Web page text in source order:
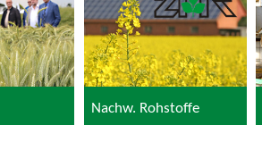
Nachw. Rohstoffe